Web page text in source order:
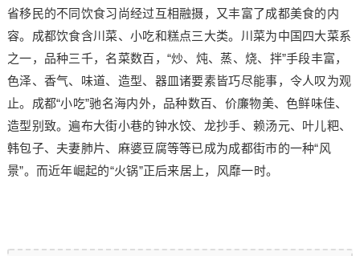
省移民的不同饮食习尚经过互相融摄，又丰富了成都美食的内
容。成都饮食含川菜、小吃和糕点三大类。川菜为中国四大菜系
之一，品种三千，名菜数百，“炒、炖、蒸、烧、拌”手段丰富，
色泽、香气、味道、造型、器皿诸要素皆巧尽能事，令人叹为观
止。成都“小吃”驰名海内外，品种数百、价廉物美、色鲜味佳、
造型别致。遍布大街小巷的钟水饺、龙抄手、赖汤元、叶儿粑、
韩包子、夫妻肺片、麻婆豆腐等等已成为成都街市的一种“风
景”。而近年崛起的“火锅”正后来居上，风靡一时。